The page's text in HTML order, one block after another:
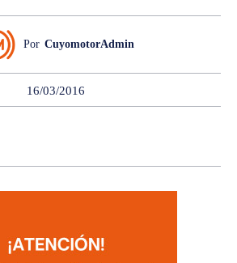
Por CuyomotorAdmin
16/03/2016